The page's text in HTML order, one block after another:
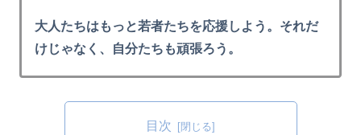
大人たちはもっと若者たちを応援しよう。それだ
けじゃなく、自分たちも頑張ろう。
目次